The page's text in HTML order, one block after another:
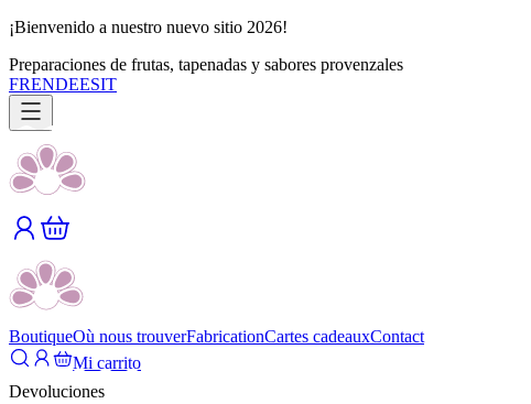
¡Bienvenido a nuestro nuevo sitio 2026!
Preparaciones de frutas, tapenadas y sabores provenzales
FRENDEESIT
BoutiqueOù nous trouverFabricationCartes cadeauxContact
Mi carrito
Devoluciones